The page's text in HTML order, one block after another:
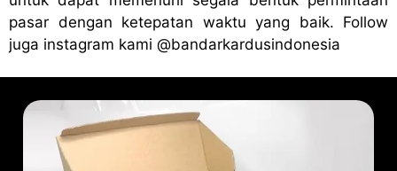
pasar dengan ketepatan waktu yang baik. Follow
juga instagram kami @bandarkardusindonesia